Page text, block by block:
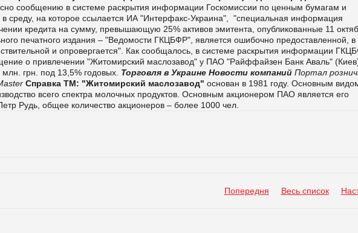
сообщению в системе раскрытия информации Госкомиссии по ценным бумагам и
на которое ссылается ИА "Интерфакс-Украина", "специальная информация
кредита на сумму, превышающую 25% активов эмитента, опубликованные 11
печатного издания – "Ведомости ГКЦБФР", является ошибочно предоставленной, в
и опровергается". Как сообщалось, в системе раскрытия информации
о привлечении "Житомирский маслозавод" у ПАО "Райффайзен Банк Аваль"
грн. под 13,5% годовых. Торговля в Украине Новости компаний Портал
Справка ТМ: "Житомирский маслозавод" основан в 1981 году. Основным
всего спектра молочных продуктов. Основным акционером ПАО является его
Рудь, общее количество акционеров – более 1000 чел.
Попередня Весь список